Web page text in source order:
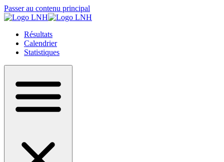
Passer au contenu principal
Résultats
Calendrier
Statistiques